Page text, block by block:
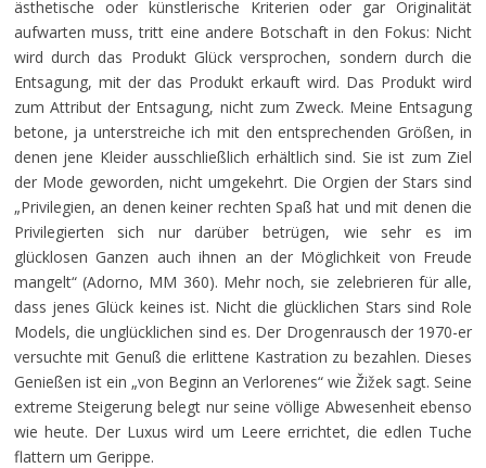
ästhetische oder künstlerische Kriterien oder gar Originalität
aufwarten muss, tritt eine andere Botschaft in den Fokus: Nicht
wird durch das Produkt Glück versprochen, sondern durch die
Entsagung, mit der das Produkt erkauft wird. Das Produkt wird
zum Attribut der Entsagung, nicht zum Zweck. Meine Entsagung
betone, ja unterstreiche ich mit den entsprechenden Größen, in
denen jene Kleider ausschließlich erhältlich sind. Sie ist zum Ziel
der Mode geworden, nicht umgekehrt. Die Orgien der Stars sind
„Privilegien, an denen keiner rechten Spaß hat und mit denen die
Privilegierten sich nur darüber betrügen, wie sehr es im
glücklosen Ganzen auch ihnen an der Möglichkeit von Freude
mangelt“ (Adorno, MM 360). Mehr noch, sie zelebrieren für alle,
dass jenes Glück keines ist. Nicht die glücklichen Stars sind Role
Models, die unglücklichen sind es. Der Drogenrausch der 1970-er
versuchte mit Genuß die erlittene Kastration zu bezahlen. Dieses
Genießen ist ein „von Beginn an Verlorenes“ wie Žižek sagt. Seine
extreme Steigerung belegt nur seine völlige Abwesenheit ebenso
wie heute. Der Luxus wird um Leere errichtet, die edlen Tuche
flattern um Gerippe.